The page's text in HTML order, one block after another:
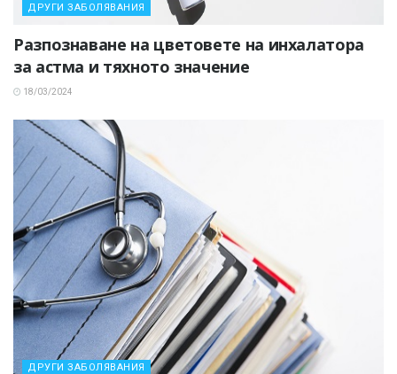
ДРУГИ ЗАБОЛЯВАНИЯ
Разпознаване на цветовете на инхалатора
за астма и тяхното значение
18/03/2024
ДРУГИ ЗАБОЛЯВАНИЯ